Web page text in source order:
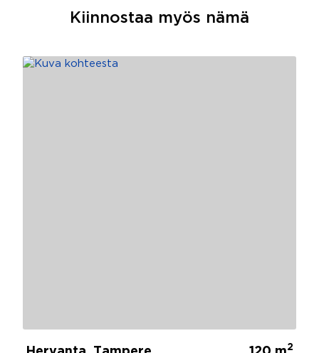
Kiinnostaa myös nämä
2